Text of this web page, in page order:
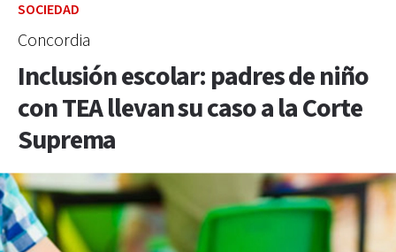
SOCIEDAD
Concordia
Inclusión escolar: padres de niño
con TEA llevan su caso a la Corte
Suprema